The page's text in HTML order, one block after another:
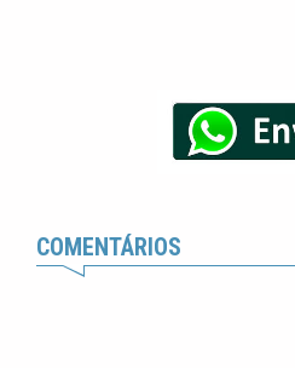
COMENTÁRIOS